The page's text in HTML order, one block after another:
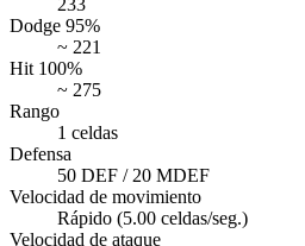
Dodge 95%
~ 221
Hit 100%
~ 275
Rango
1 celdas
Defensa
50 DEF / 20 MDEF
Velocidad de movimiento
Rápido (5.00 celdas/seg.)
Velocidad de ataque